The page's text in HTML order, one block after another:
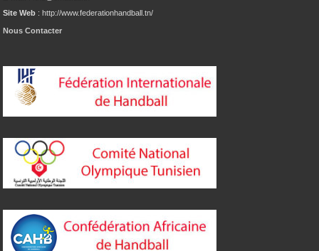
Site Web : http://www.federationhandball.tn/
Nous Contacter